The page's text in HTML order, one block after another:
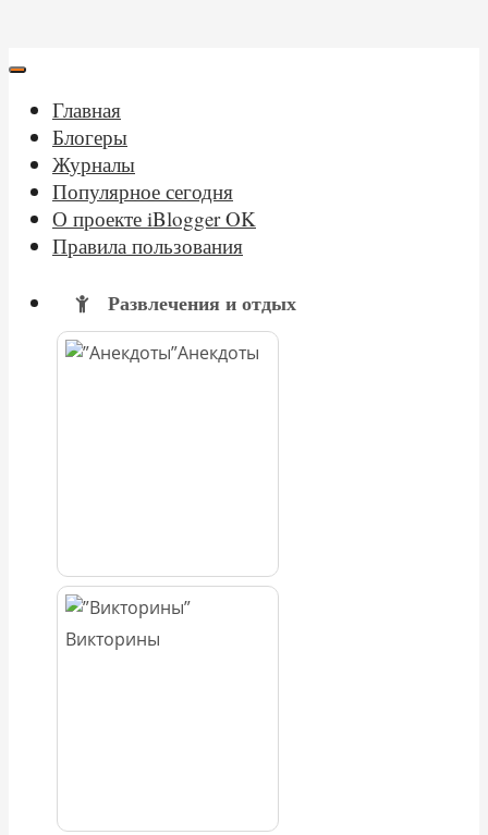
Главная
Блогеры
Журналы
Популярное сегодня
О проекте iBlogger OK
Правила пользования
Развлечения и отдых
Анекдоты
Викторины